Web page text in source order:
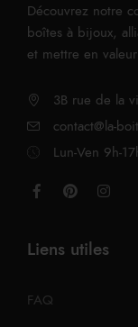
Découvrez notre
boîtes à bijoux,
et mettre en
3B rue de la
contact@la-
Lun-Ven 9h-
Liens utiles
FAQ